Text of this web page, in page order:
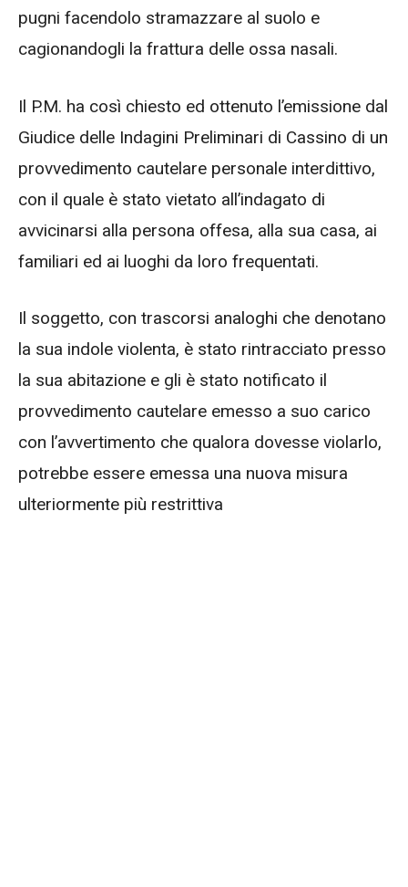
pugni facendolo stramazzare al suolo e
cagionandogli la frattura delle ossa nasali.
Il P.M. ha così chiesto ed ottenuto l’emissione dal
Giudice delle Indagini Preliminari di Cassino di un
provvedimento cautelare personale interdittivo,
con il quale è stato vietato all’indagato di
avvicinarsi alla persona offesa, alla sua casa, ai
familiari ed ai luoghi da loro frequentati.
Il soggetto, con trascorsi analoghi che denotano
la sua indole violenta, è stato rintracciato presso
la sua abitazione e gli è stato notificato il
provvedimento cautelare emesso a suo carico
con l’avvertimento che qualora dovesse violarlo,
potrebbe essere emessa una nuova misura
ulteriormente più restrittiva